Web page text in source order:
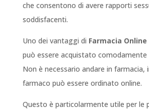
che consentono di avere rapporti
soddisfacenti.
Uno dei vantaggi di Farmacia
può essere acquistato comodamente
Non è necessario andare in farmacia,
farmaco può essere ordinato online.
Questo è particolarmente utile per le